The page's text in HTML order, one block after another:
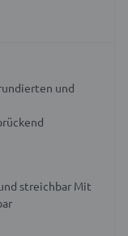
und
streichbar Mit